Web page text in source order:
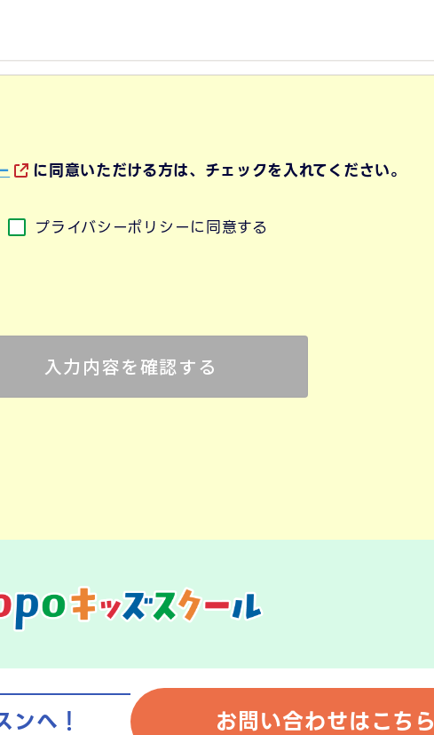
に同意いただける方は、チェックを入れてください。
プライバシーポリシーに同意する
ンへ！ お問い合わせはこちら